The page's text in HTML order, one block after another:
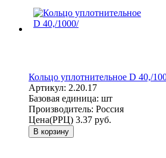
Кольцо уплотнительное D 40,/
Артикул: 2.20.17
Базовая единица: шт
Производитель: Россия
Цена(РРЦ) 3.37 руб.
В корзину